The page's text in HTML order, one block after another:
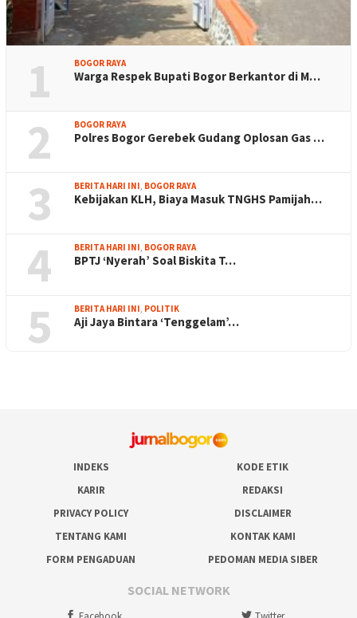
1 BOGOR RAYA
Warga Respek Bupati Bogor Berkantor di M…
2 BOGOR RAYA
Polres Bogor Gerebek Gudang Oplosan Gas …
3 BERITA HARI INI BOGOR RAYA
Kebijakan KLH, Biaya Masuk TNGHS Pamijah…
4 BERITA HARI INI BOGOR RAYA
BPTJ ‘Nyerah’ Soal Biskita T…
5 BERITA HARI INI POLITIK
Aji Jaya Bintara ‘Tenggelam’…
INDEKS
KODE ETIK
KARIR
REDAKSI
PRIVACY POLICY
DISCLAIMER
TENTANG KAMI
KONTAK KAMI
FORM PENGADUAN
PEDOMAN MEDIA SIBER
SOCIAL NETWORK